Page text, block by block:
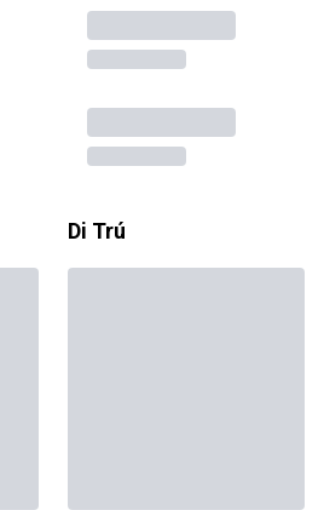
Di Trú